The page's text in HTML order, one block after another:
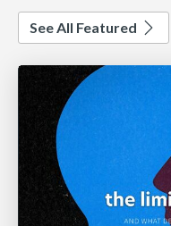
See All Featured